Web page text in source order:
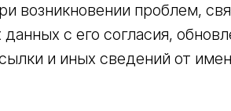
возникновении проблем,
с его согласия,
и иных сведений от